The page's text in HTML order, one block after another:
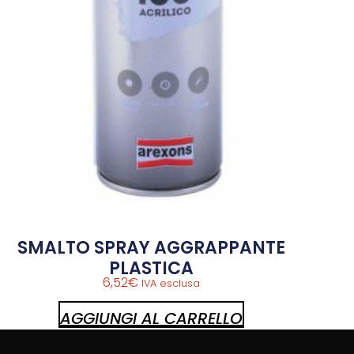
SMALTO SPRAY AGGRAPPANTE
PLASTICA
6,52€ IVA esclusa
AGGIUNGI AL CARRELLO